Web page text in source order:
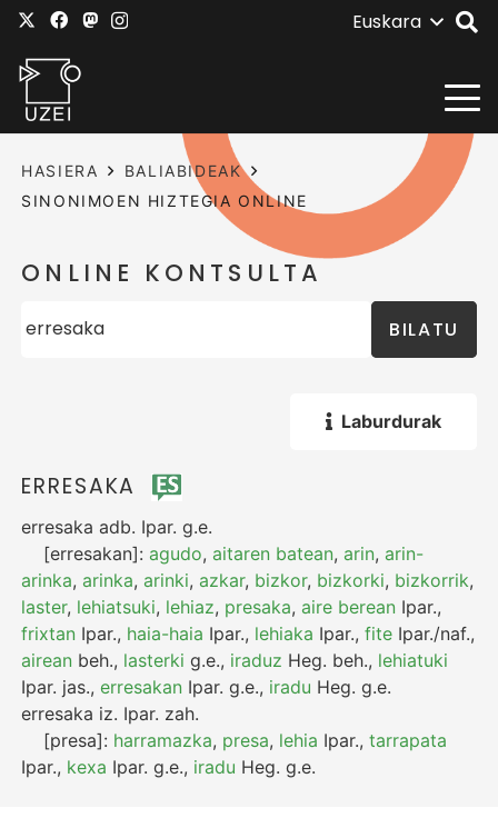
Euskara
HASIERA
BALIABIDEAK
SINONIMOEN HIZTEGIA ONLINE
ONLINE KONTSULTA
BILATU
Laburdurak
ERRESAKA
erresaka adb. Ipar. g.e.
[erresakan]:agudo,aitaren batean,arin,arin-
arinka,arinka,arinki,azkar, bizkor, bizkorki, bizkorrik,
laster, lehiatsuki, lehiaz, presaka,aire berean Ipar.,
frixtan Ipar., haia-haia Ipar., lehiaka Ipar.,fite Ipar./naf.,
airean beh., lasterki g.e., iraduz Heg. beh., lehiatuki
Ipar. jas.,erresakan Ipar. g.e., iradu Heg. g.e.
erresaka iz. Ipar. zah.
[presa]: harramazka, presa, lehia Ipar.,tarrapata
Ipar., kexa Ipar. g.e., iradu Heg. g.e.